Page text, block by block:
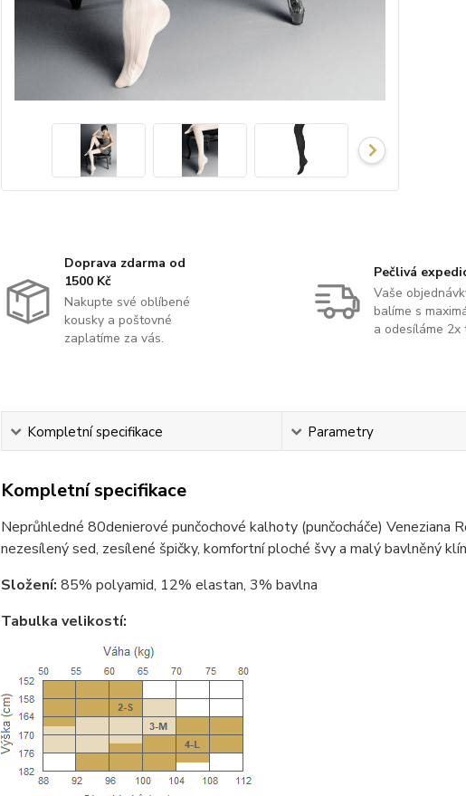
Doprava zdarma od
1500 Kč
Nakupte své oblíbené
kousky a poštovné
zaplatíme za vás.
Pečlivá
Vaše
balíme s
a odesíláme 2x
Kompletní specifikace Parametry
Kompletní specifikace
Neprůhledné 80denierové punčochové kalhoty (punčocháče) Veneziana
nezesílený sed, zesílené špičky, komfortní ploché švy a malý bavlněný
Složení: 85% polyamid, 12% elastan, 3% bavlna
Tabulka velikostí: